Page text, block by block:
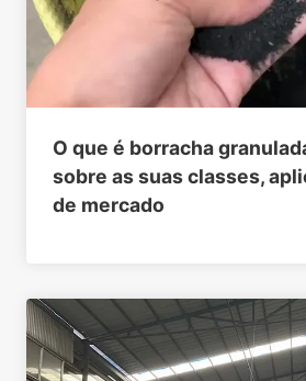
O que é borracha
sobre as suas classes,
de mercado